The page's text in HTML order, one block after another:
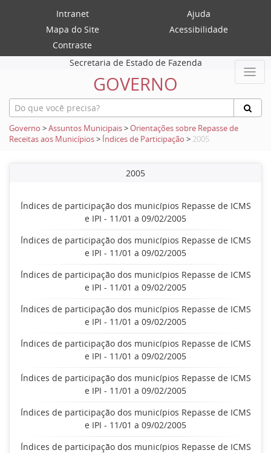
Intranet
Ajuda
Mapa do Site
Acessibilidade
Contraste
Secretaria de Estado de Fazenda
GOVERNO
Governo >Assuntos Municipais>Orientações sobre Repasse de
Receitas aos Municípios> Índices de Participação > 2005
2005
Índices de participação dos municípios Repasse de ICMS
e IPI - 11/01 a 09/02/2005
Índices de participação dos municípios Repasse de ICMS
e IPI - 11/01 a 09/02/2005
Índices de participação dos municípios Repasse de ICMS
e IPI - 11/01 a 09/02/2005
Índices de participação dos municípios Repasse de ICMS
e IPI - 11/01 a 09/02/2005
Índices de participação dos municípios Repasse de ICMS
e IPI - 11/01 a 09/02/2005
Índices de participação dos municípios Repasse de ICMS
e IPI - 11/01 a 09/02/2005
Índices de participação dos municípios Repasse de ICMS
e IPI - 11/01 a 09/02/2005
Índices de participação dos municípios Repasse de ICMS